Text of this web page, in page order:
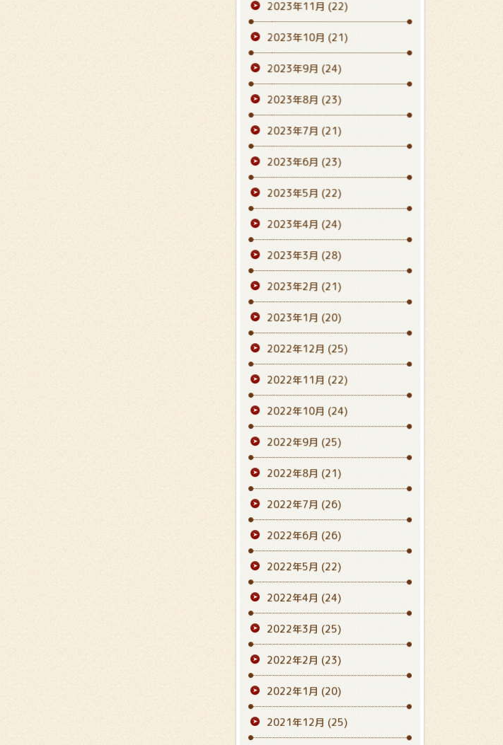
2023年11月 (22)
2023年10月 (21)
2023年9月 (24)
2023年8月 (23)
2023年7月 (21)
2023年6月 (23)
2023年5月 (22)
2023年4月 (24)
2023年3月 (28)
2023年2月 (21)
2023年1月 (20)
2022年12月 (25)
2022年11月 (22)
2022年10月 (24)
2022年9月 (25)
2022年8月 (21)
2022年7月 (26)
2022年6月 (26)
2022年5月 (22)
2022年4月 (24)
2022年3月 (25)
2022年2月 (23)
2022年1月 (20)
2021年12月 (25)